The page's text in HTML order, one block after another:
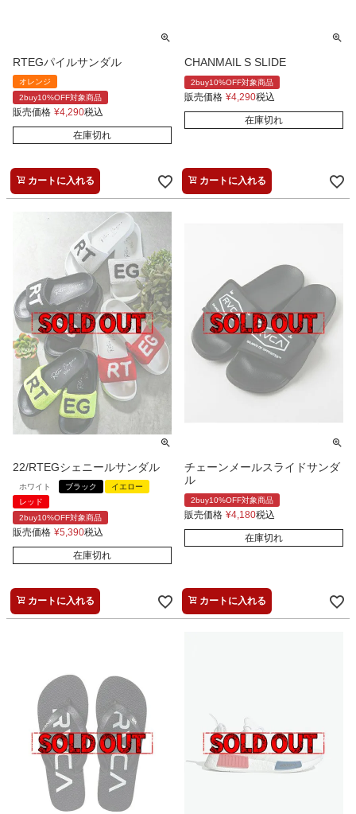
RTEGパイルサンダル
オレンジ
2buy10%OFF対象商品
販売価格 ¥4,290税込
在庫切れ
カートに入れる
CHANMAIL S SLIDE
2buy10%OFF対象商品
販売価格 ¥4,290税込
在庫切れ
カートに入れる
22/RTEGシェニールサンダル
ホワイト ブラック
イエロー
レッド
2buy10%OFF対象商品
販売価格 ¥5,390税込
在庫切れ
カートに入れる
チェーンメールスライドサンダ
ル
2buy10%OFF対象商品
販売価格 ¥4,180税込
在庫切れ
カートに入れる